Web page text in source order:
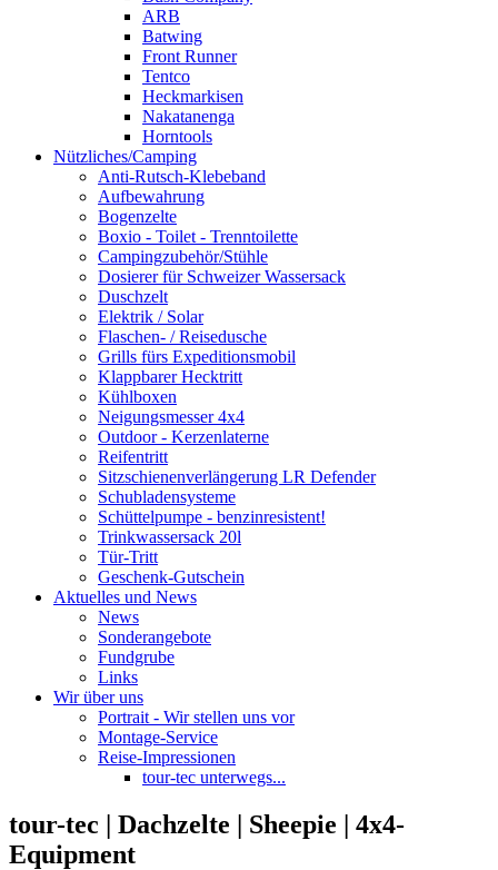
ARB
Batwing
Front Runner
Tentco
Heckmarkisen
Nakatanenga
Horntools
Nützliches/Camping
Anti-Rutsch-Klebeband
Aufbewahrung
Bogenzelte
Boxio - Toilet - Trenntoilette
Campingzubehör/Stühle
Dosierer für Schweizer Wassersack
Duschzelt
Elektrik / Solar
Flaschen- / Reisedusche
Grills fürs Expeditionsmobil
Klappbarer Hecktritt
Kühlboxen
Neigungsmesser 4x4
Outdoor - Kerzenlaterne
Reifentritt
Sitzschienenverlängerung LR Defender
Schubladensysteme
Schüttelpumpe - benzinresistent!
Trinkwassersack 20l
Tür-Tritt
Geschenk-Gutschein
Aktuelles und News
News
Sonderangebote
Fundgrube
Links
Wir über uns
Portrait - Wir stellen uns vor
Montage-Service
Reise-Impressionen
tour-tec unterwegs...
tour-tec | Dachzelte | Sheepie | 4x4-
Equipment